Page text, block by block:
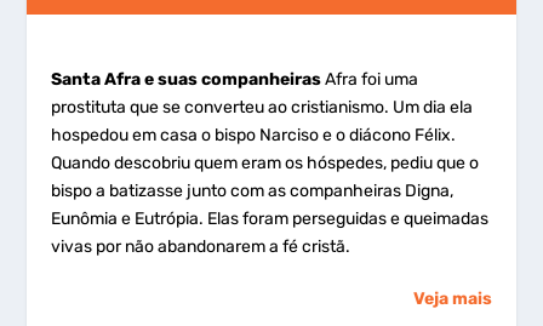
Santa Afra e suas companheirasAfra foi uma
prostituta que se converteu ao cristianismo. Um dia ela
hospedou em casa o bispo Narciso e o diácono Félix.
Quando descobriu quem eram os hóspedes, pediu que o
bispo a batizasse junto com as companheiras Digna,
Eunômia e Eutrópia. Elas foram perseguidas e queimadas
vivas por não abandonarem a fé cristã.
Veja mais